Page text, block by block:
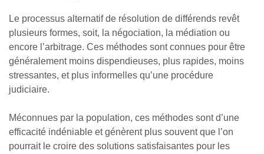
Le processus alternatif de résolution de différends revêt
plusieurs formes, soit, la négociation, la médiation ou
encore l’arbitrage. Ces méthodes sont connues pour être
généralement moins dispendieuses, plus rapides, moins
stressantes, et plus informelles qu’une procédure
judiciaire.
Méconnues par la population, ces méthodes sont d’une
efficacité indéniable et génèrent plus souvent que l’on
pourrait le croire des solutions satisfaisantes pour les